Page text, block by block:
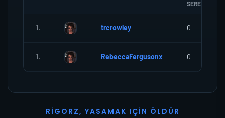
SEREF
1. trcrowley 0
1. RebeccaFergusonx 0
R I G O R Z, YASAMAK I ÇI N Ö L D Ü R